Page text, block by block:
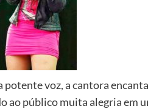
potente voz, a cantora
ao público muita alegria em